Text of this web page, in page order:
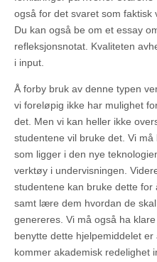
også for det svaret som faktisk
Du kan også be om et essay
refleksjonsnotat. Kvaliteten
i input.
Å forby bruk av denne typen
vi foreløpig ikke har mulighet
det. Men vi kan heller ikke
studentene vil bruke det. Vi
som ligger i den nye
verktøy i undervisningen.
studentene kan bruke dette
samt lære dem hvordan de
genereres. Vi må også ha
benytte dette hjelpemiddelet
kommer akademisk redelighet